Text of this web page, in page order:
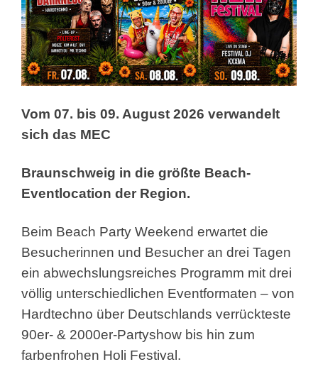
Vom 07. bis 09. August 2026 verwandelt
sich das MEC
Braunschweig in die größte Beach-
Eventlocation der Region.
Beim Beach Party Weekend erwartet die
Besucherinnen und Besucher an drei Tagen
ein abwechslungsreiches Programm mit drei
völlig unterschiedlichen Eventformaten – von
Hardtechno über Deutschlands verrückteste
90er- & 2000er-Partyshow bis hin zum
farbenfrohen Holi Festival.